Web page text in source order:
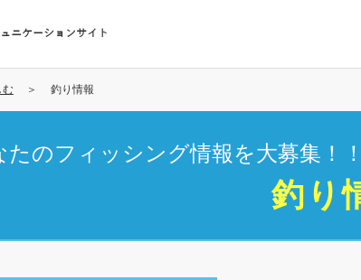
ニケーションサイト
む 釣り情報
たのフィッシング情報を大募集！
釣り